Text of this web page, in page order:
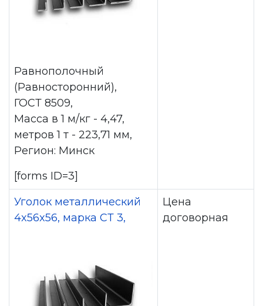
Равнополочный
(Равносторонний),
ГОСТ 8509,
Масса в 1 м/кг - 4,47,
метров 1 т - 223,71 мм,
Регион: Минск
[forms ID=3]
Уголок металлический
4x56x56, марка СТ 3,
Цена
договорная